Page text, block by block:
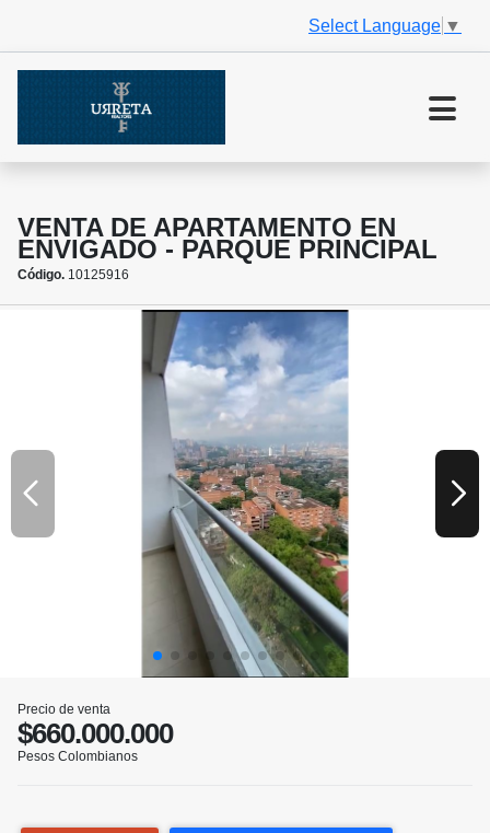
Select Language ▼
VENTA DE APARTAMENTO EN
ENVIGADO - PARQUE PRINCIPAL
Código. 10125916
Precio de venta
$660.000.000
Pesos Colombianos